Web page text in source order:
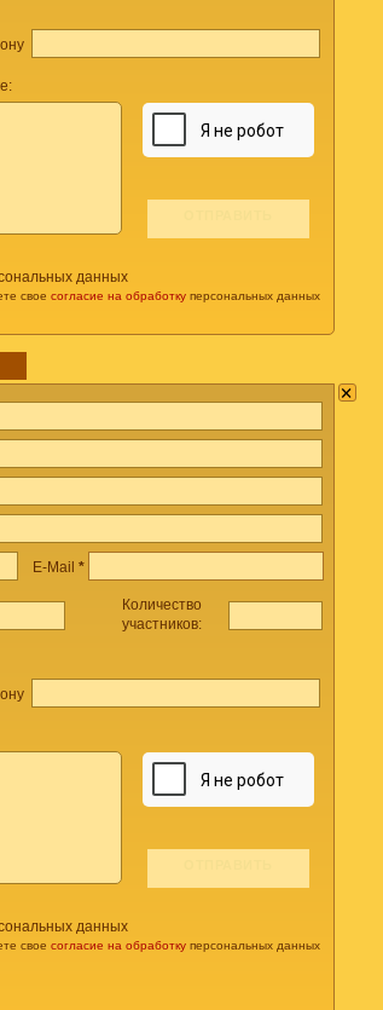
данных
свое согласие на обработку персональных данных
×
E-Mail *
Количество
участников:
данных
свое согласие на обработку персональных данных